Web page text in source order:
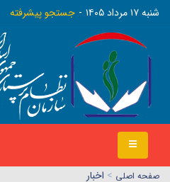
شنبه ١٧ مرداد ١٤٠٥ جستجو پیشرفته
صفحه اصلي > اخبار